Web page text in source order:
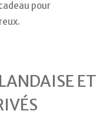
pour
ET